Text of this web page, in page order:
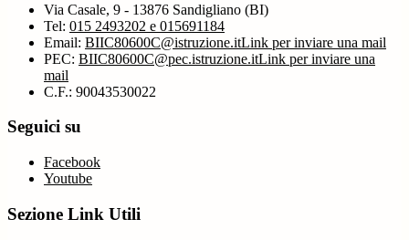
Via Casale, 9 - 13876 Sandigliano (BI)
Tel: 015 2493202 e 015691184
Email: BIIC80600C@istruzione.itLink per inviare una mail
PEC: BIIC80600C@pec.istruzione.itLink per inviare una
mail
C.F.: 90043530022
Seguici su
Facebook
Youtube
Sezione Link Utili